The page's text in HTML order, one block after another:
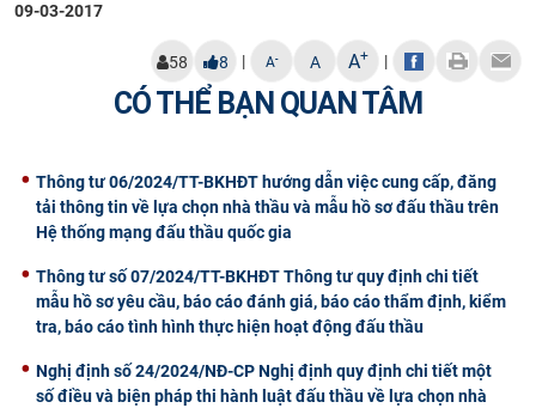
09-03-2017
58 8 | A- A A+ |
CÓ THỂ BẠN QUAN TÂM
Thông tư 06/2024/TT-BKHĐT hướng dẫn việc cung cấp, đăng
tải thông tin về lựa chọn nhà thầu và mẫu hồ sơ đấu thầu trên
Hệ thống mạng đấu thầu quốc gia
Thông tư số 07/2024/TT-BKHĐT Thông tư quy định chi tiết
mẫu hồ sơ yêu cầu, báo cáo đánh giá, báo cáo thẩm định, kiểm
tra, báo cáo tình hình thực hiện hoạt động đấu thầu
Nghị định số 24/2024/NĐ-CP Nghị định quy định chi tiết một
số điều và biện pháp thi hành luật đấu thầu về lựa chọn nhà